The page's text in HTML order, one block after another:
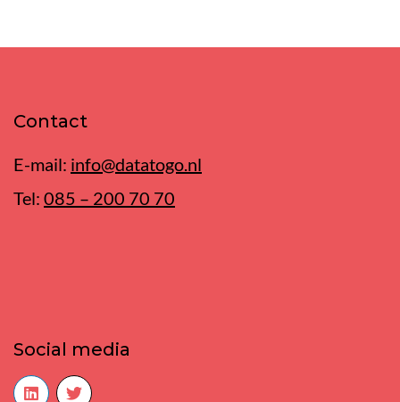
Contact
E-mail: info@datatogo.nl
Tel: 085 – 200 70 70
Social media